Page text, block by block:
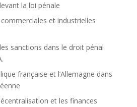
la loi pénale
commerciales et industrielles
sanctions dans le droit pénal
française et l’Allemagne dans
et les finances